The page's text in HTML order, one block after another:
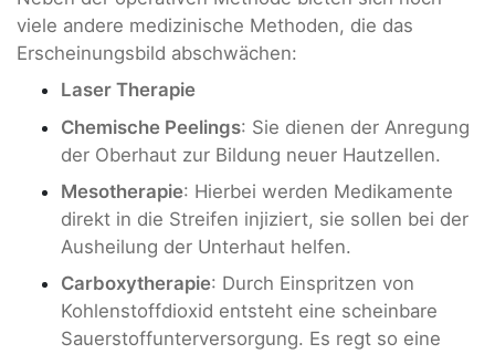
viele andere medizinische Methoden, die das
Erscheinungsbild abschwächen:
Laser Therapie
Chemische Peelings: Sie dienen der Anregung
der Oberhaut zur Bildung neuer Hautzellen.
Mesotherapie: Hierbei werden Medikamente
direkt in die Streifen injiziert, sie sollen bei der
Ausheilung der Unterhaut helfen.
Carboxytherapie: Durch Einspritzen von
Kohlenstoffdioxid entsteht eine scheinbare
Sauerstoffunterversorgung. Es regt so eine